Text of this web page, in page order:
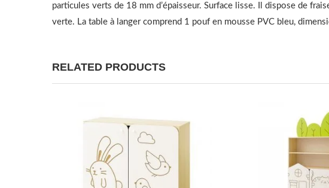
particules verts de 18 mm d’épaisseur. Surface lisse. Il dispose de
verte. La table à langer comprend 1 pouf en mousse PVC bleu,
RELATED PRODUCTS